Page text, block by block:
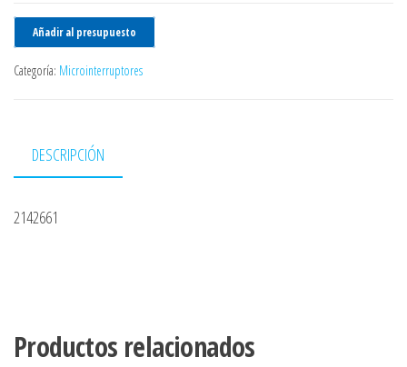
Añadir al presupuesto
Categoría: Microinterruptores
DESCRIPCIÓN
2142661
Productos relacionados